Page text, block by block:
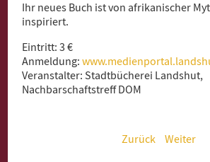
Ihr neues Buch ist von afrikanischer
inspiriert.
Eintritt: 3 €
Anmeldung:
Veranstalter: Stadtbücherei Landshut,
Nachbarschaftstreff DOM
Zurück Weiter